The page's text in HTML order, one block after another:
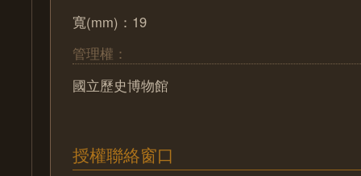
寬(mm)：19
管理權：
國立歷史博物館
授權聯絡窗口